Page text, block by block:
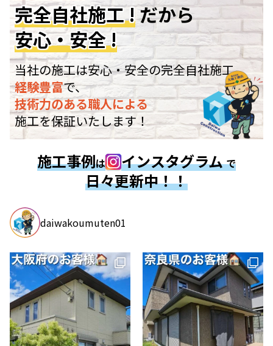
完全自社施工 !だから
安心・安全 !
当社の施工は安心・安全の完全自社施工。
経験豊富で、
技術力のある職人による
施工を保証いたします！
施工事例は インスタグラムで
日々更新中！！
daiwakoumuten01